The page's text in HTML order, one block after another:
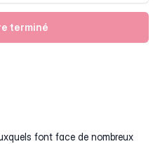
terminé
font face de nombreux